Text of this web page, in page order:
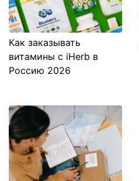
Как заказывать
витамины с iHerb в
Россию 2026